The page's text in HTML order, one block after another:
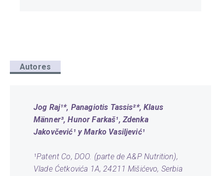
Autores
Jog Raj¹*, Panagiotis Tassis²*, Klaus
Männer³, Hunor Farkaš¹, Zdenka
Jakovčević¹ y Marko Vasiljević¹
¹Patent Co, DOO. (parte de A&P Nutrition),
Vlade Ćetkovića 1A, 24211 Mišićevo, Serbia